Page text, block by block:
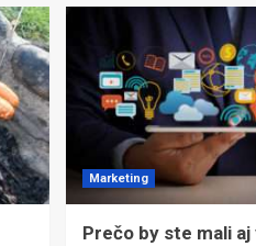
Marketing
Prečo by ste mali aj